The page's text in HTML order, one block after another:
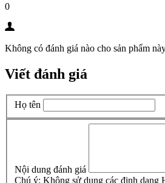
0
Không có đánh giá nào cho sản phẩm
Viết đánh giá
Họ tên
Nội dung đánh giá
Chú ý: Không sử dụng các định dạng